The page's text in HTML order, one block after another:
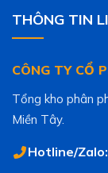
THÔNG TIN
CÔNG TY CỔ
Tổng kho phân
Miền Tây.
Hotline/Zalo: